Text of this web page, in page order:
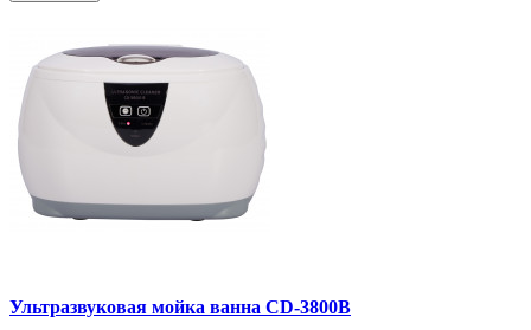
Ультразвуковая мойка ванна CD-3800B